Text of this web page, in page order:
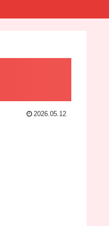
2026.05.12